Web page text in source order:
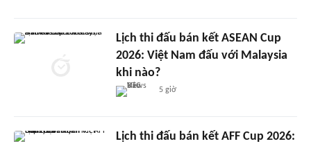
Lịch thi đấu bán kết ASEAN Cup
2026: Việt Nam đấu với Malaysia
khi nào?
5 giờ
Lịch thi đấu bán kết AFF Cup 2026: